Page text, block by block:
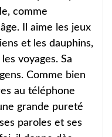
comme
Il aime les jeux
et les dauphins,
voyages. Sa
Comme bien
au téléphone
grande pureté
paroles et ses